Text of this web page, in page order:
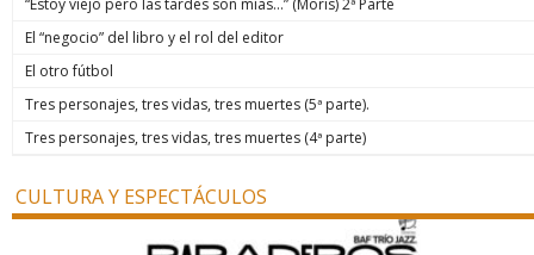
“Estoy viejo pero las tardes son mías…” (Moris) 2ª Parte
El “negocio” del libro y el rol del editor
El otro fútbol
Tres personajes, tres vidas, tres muertes (5ª parte).
Tres personajes, tres vidas, tres muertes (4ª parte)
CULTURA Y ESPECTÁCULOS